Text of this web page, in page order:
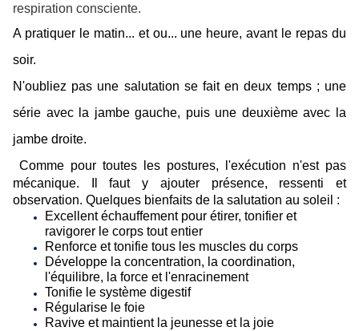
respiration consciente.
A pratiquer le matin... et ou... une heure, avant le repas du
soir.
N'oubliez pas une salutation se fait en deux temps ; une
série avec la jambe gauche, puis une deuxième avec la
jambe droite.
Comme pour toutes les postures, l'exécution n'est pas
mécanique. Il faut y ajouter présence, ressenti et
observation. Quelques bienfaits de la salutation au soleil :
Excellent échauffement pour étirer, tonifier et
ravigorer le corps tout entier
Renforce et tonifie tous les muscles du corps
Développe la concentration, la coordination,
l'équilibre, la force et l'enracinement
Tonifie le système digestif
Régularise le foie
Ravive et maintient la jeunesse et la joie